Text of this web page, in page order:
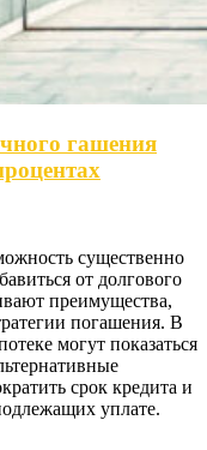
гашения
существенно
от долгового
преимущества,
погашения. В
могут показаться
срок кредита и
уплате.